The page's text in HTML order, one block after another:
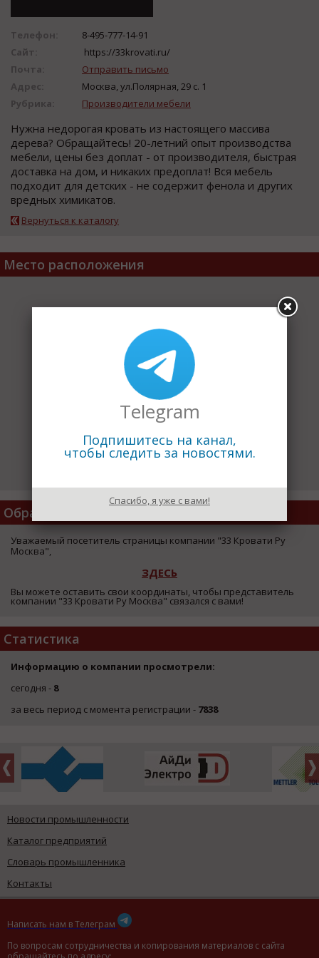
Телефон:
8-495-777-14-91
Сайт:
https://33krovati.ru/
Почта:
Отправить письмо
Адрес:
Москва, ул.Полярная, 29 с. 1
Рубрика:
Производители мебели
Нужна недорогая кровать из настоящего массива
дерева? Обращайтесь! 20-летний опыт производства
мебели, цены без доплат - от производителя, быстрая
доставка на дом, и никаких предоплат! Вся мебель
подходит для детских - не содержит фенола и других
вредных химикатов.
Вернуться к каталогу
Место расположения
Обратная Связь
Уважаемый посетитель страницы компании "33 Кровати Ру
Москва",
ЗДЕСЬ
Вы можете оставить свои координаты, чтобы представитель
компании "33 Кровати Ру Москва" связался с вами!
Статистика
Информацию о компании просмотрели:
сегодня - 8
за весь период с момента регистрации - 7838
Новости промышленности
Каталог предприятий
Словарь промышленника
Контакты
Написать нам в Телеграм
По вопросам сотрудничества и копирования материалов с сайта
Telegram
Подпишитесь на канал,
чтобы следить за новостями.
Спасибо, я уже с вами!